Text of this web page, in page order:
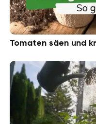
Tomaten säen und